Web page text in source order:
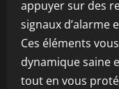
appuyer sur des
signaux d’alarme
Ces éléments
dynamique saine
tout en vous